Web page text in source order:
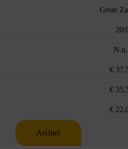
Grote
€
€
€
Archief